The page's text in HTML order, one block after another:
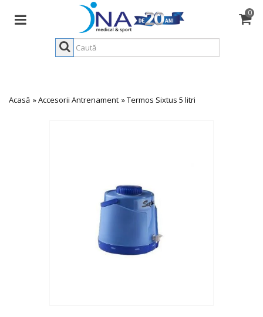
0
Acasă »Accesorii Antrenament »Termos Sixtus 5 litri